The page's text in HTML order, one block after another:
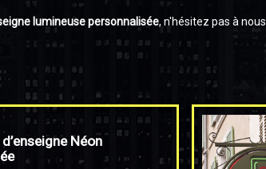
lumineuse personnalisée, n'hésitez pas à nous
Néon